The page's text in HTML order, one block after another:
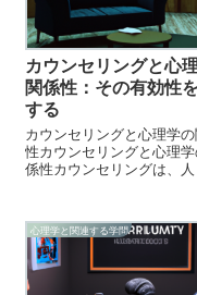
カウンセリングと心
関係性：その有効性
する
カウンセリングと心理学
性カウンセリングと心理
係性カウンセリングは、
心理学は、人間の心理に
科学的研究を行い、これを
するための理論を構築し
す。つまり、カウ...
心理学と関連する学問